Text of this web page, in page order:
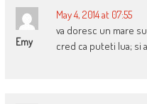
Emy
May 4, 2014 at 07:55
va doresc un mare
cred ca puteti lua; si